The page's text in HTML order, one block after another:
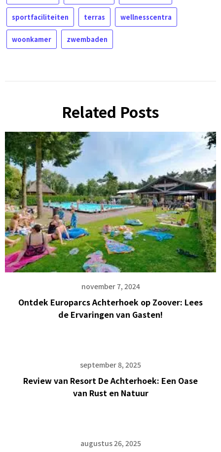
sportfaciliteiten terras wellnesscentra
woonkamer zwembaden
Related Posts
november 7, 2024
Ontdek Europarcs Achterhoek op Zoover: Lees
de Ervaringen van Gasten!
september 8, 2025
Review van Resort De Achterhoek: Een Oase
van Rust en Natuur
augustus 26, 2025